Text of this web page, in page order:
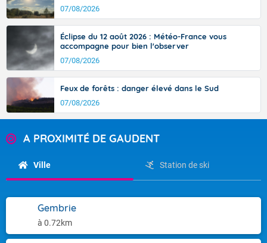
07/08/2026
Éclipse du 12 août 2026 : Météo-France vous
accompagne pour bien l'observer
07/08/2026
Feux de forêts : danger élevé dans le Sud
07/08/2026
A PROXIMITÉ DE GAUDENT
Ville Station de ski
Gembrie
à 0.72km